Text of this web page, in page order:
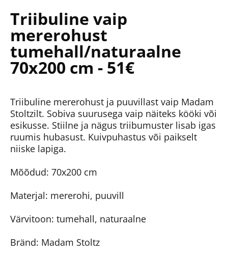
Triibuline vaip
mererohust
tumehall/naturaalne
70x200 cm - 51€
Triibuline mererohust ja puuvillast vaip Madam
Stoltzilt. Sobiva suurusega vaip näiteks kööki või
esikusse. Stiilne ja nägus triibumuster lisab igas
ruumis hubasust. Kuivpuhastus või paikselt
niiske lapiga.
Mõõdud: 70x200 cm
Materjal: mererohi, puuvill
Värvitoon: tumehall, naturaalne
Bränd: Madam Stoltz